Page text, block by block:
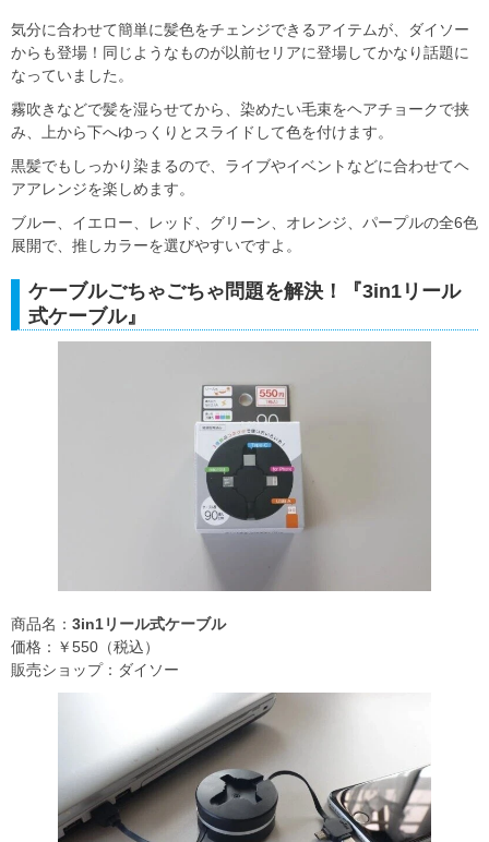
気分に合わせて簡単に髪色をチェンジできるアイテムが、ダイソー
からも登場！同じようなものが以前セリアに登場してかなり話題に
なっていました。
霧吹きなどで髪を湿らせてから、染めたい毛束をヘアチョークで挟
み、上から下へゆっくりとスライドして色を付けます。
黒髪でもしっかり染まるので、ライブやイベントなどに合わせてヘ
アアレンジを楽しめます。
ブルー、イエロー、レッド、グリーン、オレンジ、パープルの全6色
展開で、推しカラーを選びやすいですよ。
ケーブルごちゃごちゃ問題を解決！『3in1リール
式ケーブル』
商品名： 3in1リール式ケーブル
価格：￥550（税込）
販売ショップ：ダイソー